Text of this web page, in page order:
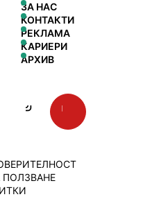
ЗА НАС
КОНТАКТИ
РЕКЛАМА
КАРИЕРИ
АРХИВ